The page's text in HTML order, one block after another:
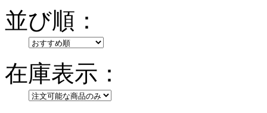
並び順：
在庫表示：